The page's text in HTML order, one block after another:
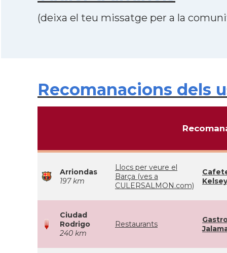
(deixa el teu missatge per a la
Recomanacions dels
Arriondas
197 km
Llocs per veure el
Barça (ves a
CULERSALMON.com)
Kelsey
Ciudad
Rodrigo
240 km
Restaurants